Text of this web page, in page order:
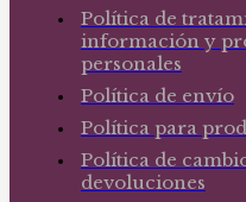
Política de
información y
personales
Política de envío
Política para
Política de
devoluciones